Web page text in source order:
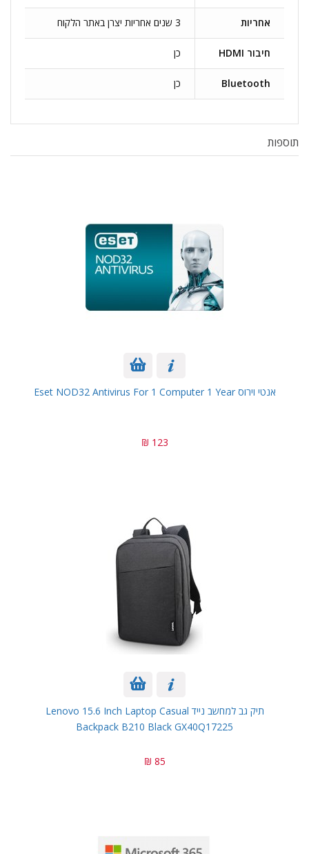
אחריות 3 שנים אחריות יצרן באתר הלקוח
חיבור HDMI כן
Bluetooth כן
תוספות
אנטי וירוס Eset NOD32 Antivirus For 1 Computer 1 Year
123 ₪
תיק גב למחשב נייד Lenovo 15.6 Inch Laptop Casual
Backpack B210 Black GX40Q17225
85 ₪